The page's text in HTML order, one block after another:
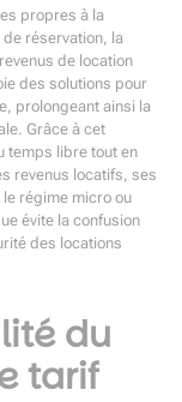
propres à la
réservation, la
de location
des solutions pour
prolongeant ainsi la
Grâce à cet
temps libre tout en
revenus locatifs, ses
régime micro ou
évite la confusion
des locations
du
tarif